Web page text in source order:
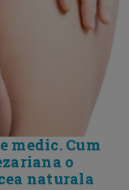
medic. Cum
o
naturala